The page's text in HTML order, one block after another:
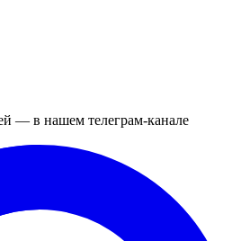
— в нашем телеграм-канале